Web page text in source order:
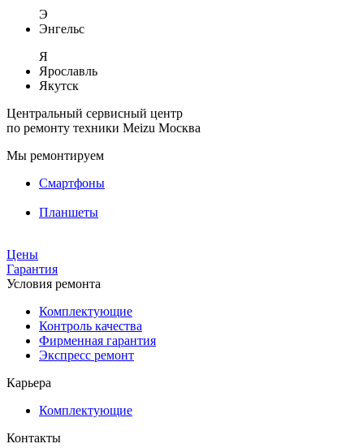
Э
Энгельс
Я
Ярославль
Якутск
Центральный сервисный центр
по ремонту техники Meizu Москва
Мы ремонтируем
Смартфоны
Планшеты
Цены
Гарантия
Условия ремонта
Комплектующие
Контроль качества
Фирменная гарантия
Экспресс ремонт
Карьера
Комплектующие
Контакты